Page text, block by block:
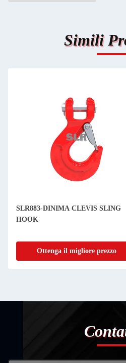
Simili
SLR883-DINIMA CLEVIS SLING
HOOK
Ottenga il migliore prezzo